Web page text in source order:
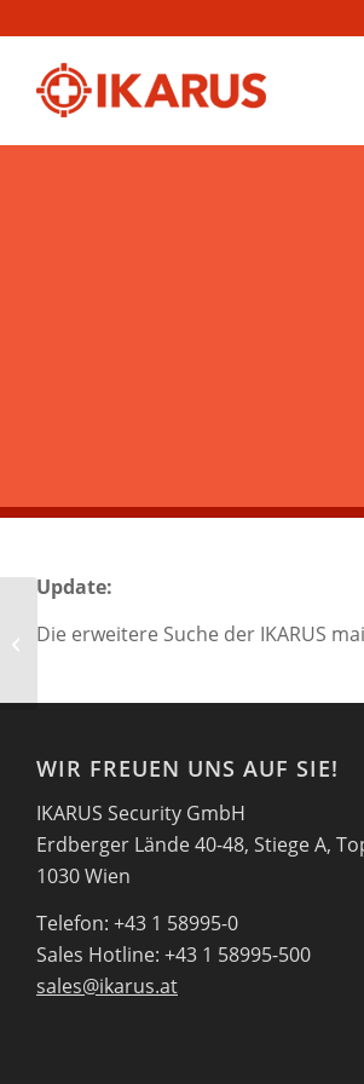
Update:
Die erweitere Suche der IKARUS
WIR FREUEN UNS AUF SIE!
IKARUS Security GmbH
Erdberger Lände 40-48, Stiege A,
1030 Wien
Telefon: +43 1 58995-0
Sales Hotline: +43 1 58995-500
sales@ikarus.at
Auto-Konfiguration für neue AV